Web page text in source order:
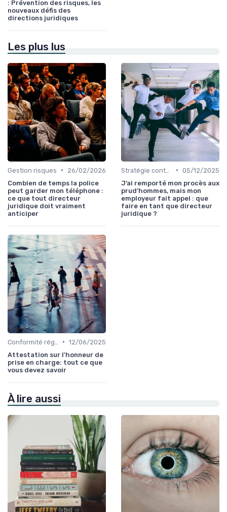
: Prévention des risques, les
nouveaux défis des
directions juridiques
Les plus lus
Gestion risques •
26/02/2026
Combien de temps la police
peut garder mon téléphone :
ce que tout directeur
juridique doit vraiment
anticiper
• 05/12/2025
J’ai remporté mon procès aux
prud’hommes, mais mon
employeur fait appel : que
faire en tant que directeur
juridique ?
• 12/06/2025
Attestation sur l'honneur de
prise en charge: tout ce que
vous devez savoir
À lire aussi